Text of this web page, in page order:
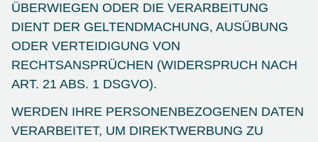
ÜBERWIEGEN ODER DIE VERARBEITUNG
DIENT DER GELTENDMACHUNG, AUSÜBUNG
ODER VERTEIDIGUNG VON
RECHTSANSPRÜCHEN (WIDERSPRUCH NACH
ART. 21 ABS. 1 DSGVO).
WERDEN IHRE PERSONENBEZOGENEN DATEN
VERARBEITET, UM DIREKTWERBUNG ZU